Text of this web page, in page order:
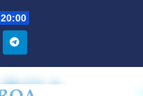
20:00